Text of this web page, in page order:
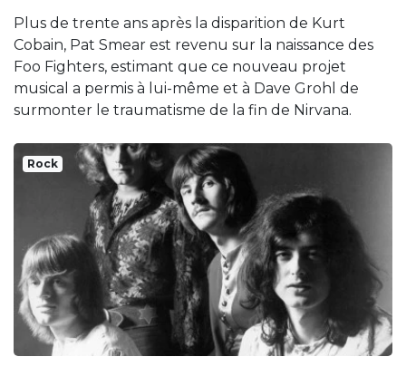
Plus de trente ans après la disparition de Kurt
Cobain, Pat Smear est revenu sur la naissance des
Foo Fighters, estimant que ce nouveau projet
musical a permis à lui-même et à Dave Grohl de
surmonter le traumatisme de la fin de Nirvana.
Rock